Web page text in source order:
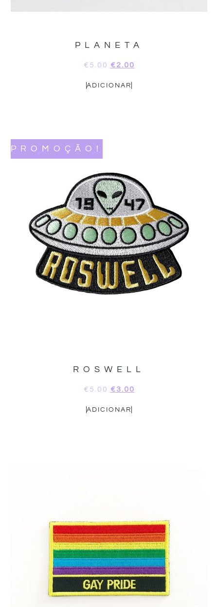
PLANETA
€ 5.00 €2.00
ADICIONAR
PROMOÇÃO!
ROSWELL
€ 5.00 €3.00
ADICIONAR